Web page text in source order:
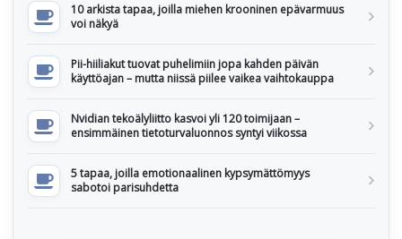
10 arkista tapaa, joilla miehen krooninen epävarmuus
voi näkyä
Pii-hiiliakut tuovat puhelimiin jopa kahden päivän
käyttöajan – mutta niissä piilee vaikea vaihtokauppa
Nvidian tekoälyliitto kasvoi yli 120 toimijaan –
ensimmäinen tietoturvaluonnos syntyi viikossa
5 tapaa, joilla emotionaalinen kypsymättömyys
sabotoi parisuhdetta